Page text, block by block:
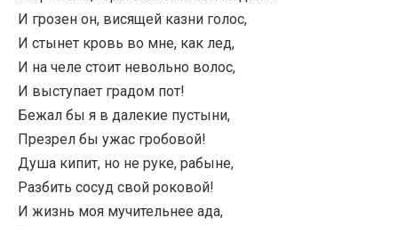
И грозен он, висящей казни голос,
И стынет кровь во мне, как лед,
И на челе стоит невольно волос,
И выступает градом пот!
Бежал бы я в далекие пустыни,
Презрел бы ужас гробовой!
Душа кипит, но не руке, рабыне,
Разбить сосуд свой роковой!
И жизнь моя мучительнее ада,